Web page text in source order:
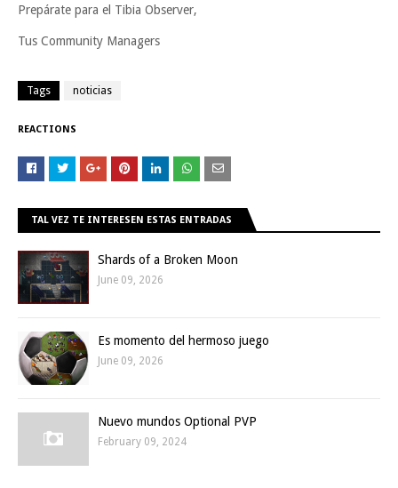
Prepárate para el Tibia Observer,
Tus Community Managers
Tags noticias
REACTIONS
TAL VEZ TE INTERESEN ESTAS ENTRADAS
Shards of a Broken Moon
June 09, 2026
Es momento del hermoso juego
June 09, 2026
Nuevo mundos Optional PVP
February 09, 2024